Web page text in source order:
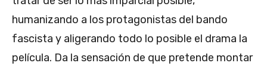
humanizando a los protagonistas del bando
fascista y aligerando todo lo posible el drama la
película. Da la sensación de que pretende montar